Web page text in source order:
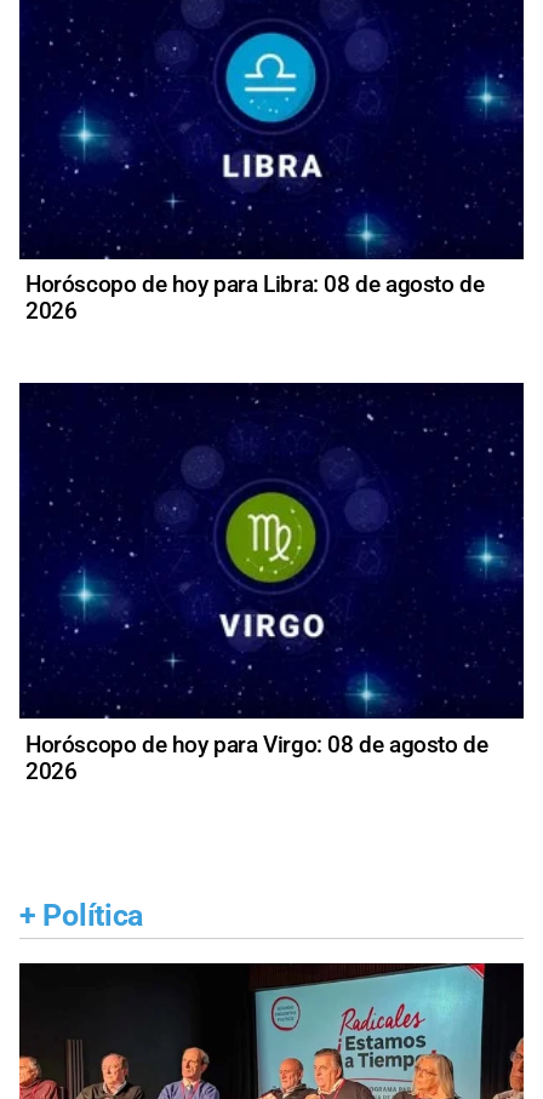
Horóscopo de hoy para Libra: 08 de agosto de
2026
Horóscopo de hoy para Virgo: 08 de agosto de
2026
+ Política